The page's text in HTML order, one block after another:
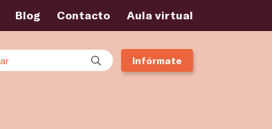
Blog Contacto Aula virtual
Infórmate